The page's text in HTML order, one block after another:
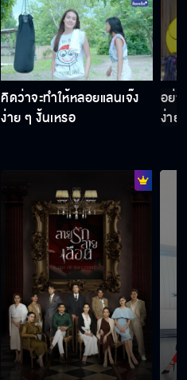
คิดว่าจะทำให้หลอยแลนเจ๊ง
ง่าย ๆ งั้นเหรอ
อย่า
ง่าย